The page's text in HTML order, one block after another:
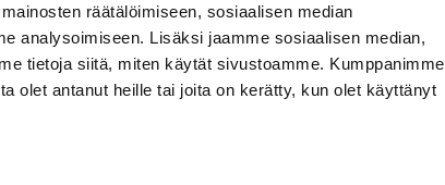
räätälöimiseen, sosiaalisen median
analysoimiseen. Lisäksi jaamme sosiaalisen median,
tietoja siitä, miten käytät sivustoamme. Kumppanimme
olet antanut heille tai joita on kerätty, kun olet käyttänyt